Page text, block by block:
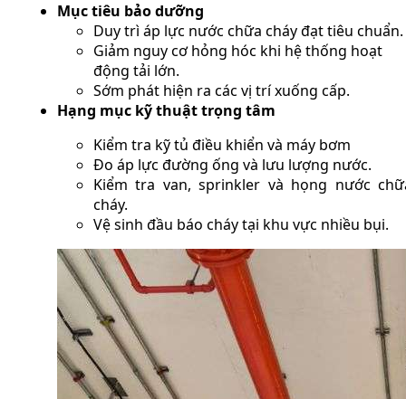
Mục tiêu bảo dưỡng
Duy trì áp lực nước chữa cháy đạt tiêu chuẩn.
Giảm nguy cơ hỏng hóc khi hệ thống hoạt
động tải lớn.
Sớm phát hiện ra các vị trí xuống cấp.
Hạng mục kỹ thuật trọng tâm
Kiểm tra kỹ tủ điều khiển và máy bơm
Đo áp lực đường ống và lưu lượng nước.
Kiểm tra van, sprinkler và họng nước
cháy.
Vệ sinh đầu báo cháy tại khu vực nhiều bụi.